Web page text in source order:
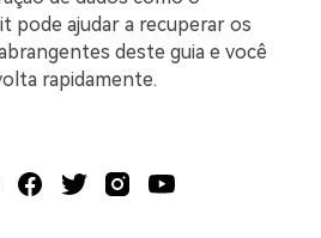
pode ajudar a recuperar os
deste guia e você
rapidamente.